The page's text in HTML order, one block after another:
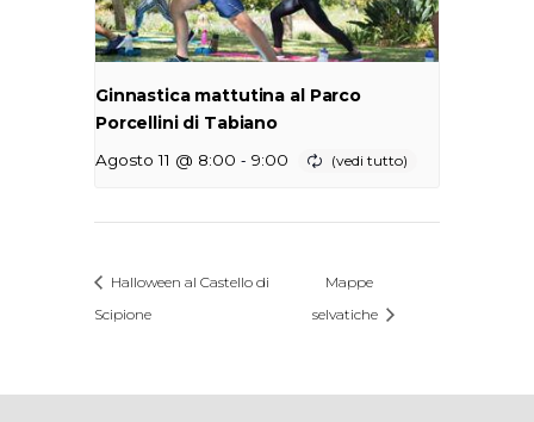
Ginnastica mattutina al Parco
Porcellini di Tabiano
Agosto 11 @ 8:00 - 9:00
Halloween al Castello di
Scipione
Mappe
selvatiche